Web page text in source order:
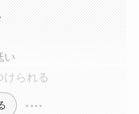
い
けられる